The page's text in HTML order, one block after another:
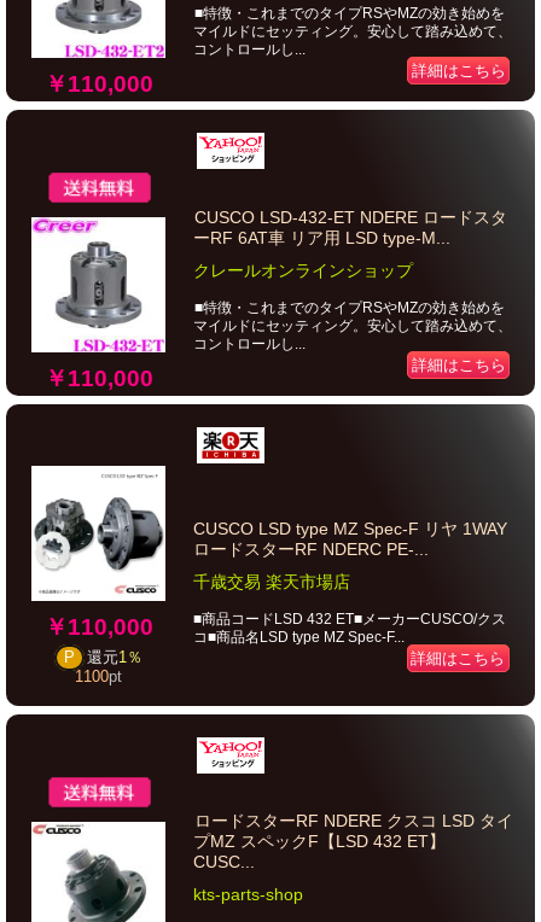
￥110,000
■特徴・これまでのタイプRSやMZの効き始めを
マイルドにセッティング。安心して踏み込めて、
コントロールし...
詳細はこちら
￥110,000
CUSCO LSD-432-ET NDERE ロードスタ
ーRF 6AT車 リア用 LSD type-M...
クレールオンラインショップ
■特徴・これまでのタイプRSやMZの効き始めを
マイルドにセッティング。安心して踏み込めて、
コントロールし...
詳細はこちら
￥110,000
P 還元1％
1100pt
CUSCO LSD type MZ Spec-F リヤ 1WAY
ロードスターRF NDERC PE-...
千歳交易 楽天市場店
■商品コードLSD 432 ET■メーカーCUSCO/クス
コ■商品名LSD type MZ Spec-F...
詳細はこちら
ロードスターRF NDERE クスコ LSD タイ
プMZ スペックF【LSD 432 ET】
CUSC...
kts-parts-shop